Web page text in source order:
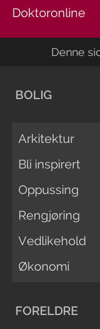
Doktoronline
Denne
BOLIG
Arkitektur
Bli inspirert
Oppussing
Rengjøring
Vedlikehold
Økonomi
FORELDRE